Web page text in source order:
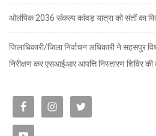
ओलंपिक 2036 संकल्प कांवड़ यात्रा को संतों का
जिलाधिकारी/जिला निर्वाचन अधिकारी ने सहसपुर
निरीक्षण कर एसआईआर आपत्ति निस्तारण शिविर